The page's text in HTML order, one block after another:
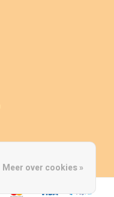
Meer over cookies »